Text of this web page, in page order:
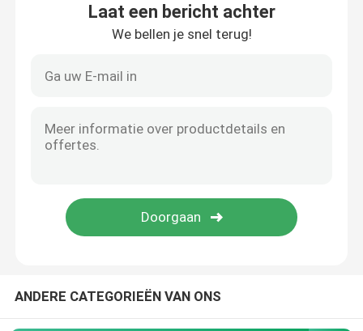
CNC V Snijmachine
V Inlassende Machine
V Groefmachine voor Metaal
Laat een bericht achter
We bellen je snel terug!
ANDERE CATEGORIEËN VAN ONS